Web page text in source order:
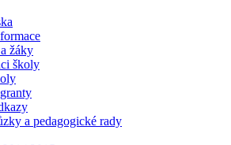
žáky
školy
a pedagogické rady